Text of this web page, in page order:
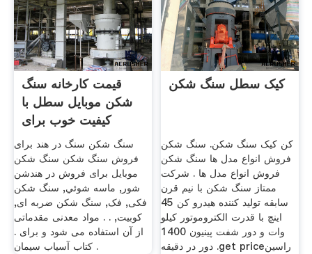
قیمت کارخانه سنگ
شکن موبایل سطل با
کیفیت خوب برای
فروش
سنگ شکن سنگ در هند برای
فروش سنگ شکن سنگ شکن
موبایل برای فروش در هندشن
شور, ماسه شوئي, سنگ شکن
فکی, فک, سنگ شکن ضربه ای,
کوبیت, . . مواد معدنی مقدماتی
از آن استفاده می شود و برای .
کتاب آسیاب سیمان .
کیک سطل سنگ شکن
کن کیک سنگ شکن. سنگ شکن
فروش انواع مدل ها سنگ شکن
فروش انواع مدل ها . شرکت
ممتاز سنگ شکن با نیم قرن
سابقه تولید کننده هیدرو کن 45
اینچ با قدرت الكتروموتور كيلو
وات و دور شفت پينيون 1400
دور در دقيقه .get priceراسین